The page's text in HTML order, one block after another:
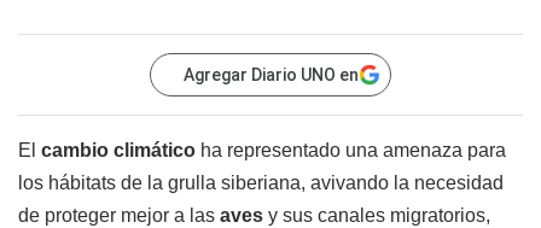
Agregar Diario UNO en
El cambio climático ha representado una amenaza para
los hábitats de la grulla siberiana, avivando la necesidad
de proteger mejor a las aves y sus canales migratorios,